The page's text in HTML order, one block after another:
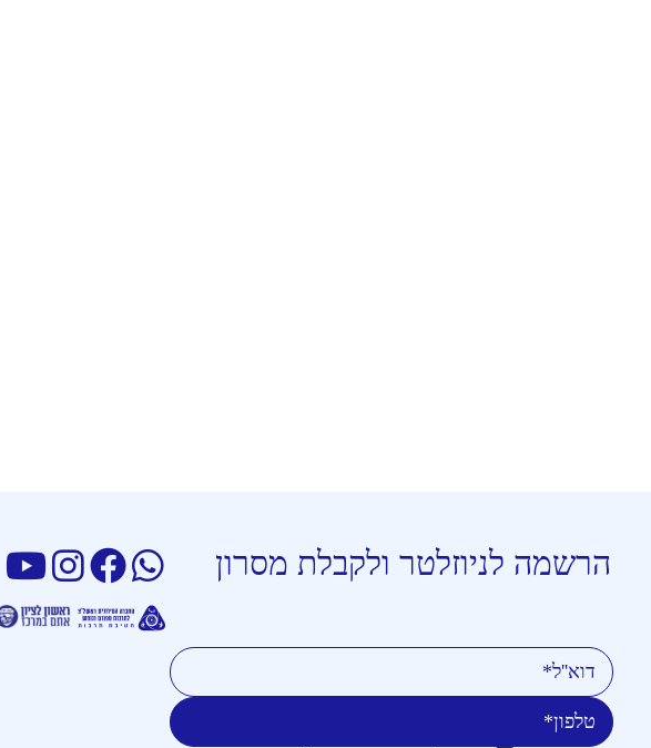
הרשמה לניוזלטר ולקבלת מסרון
דוא''ל
טלפון